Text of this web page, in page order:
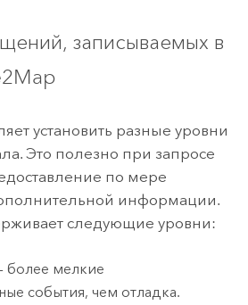
записываемых в
установить разные уровни
Это полезно при запросе
по мере
информации.
следующие уровни:
более мелкие
события, чем отладка.